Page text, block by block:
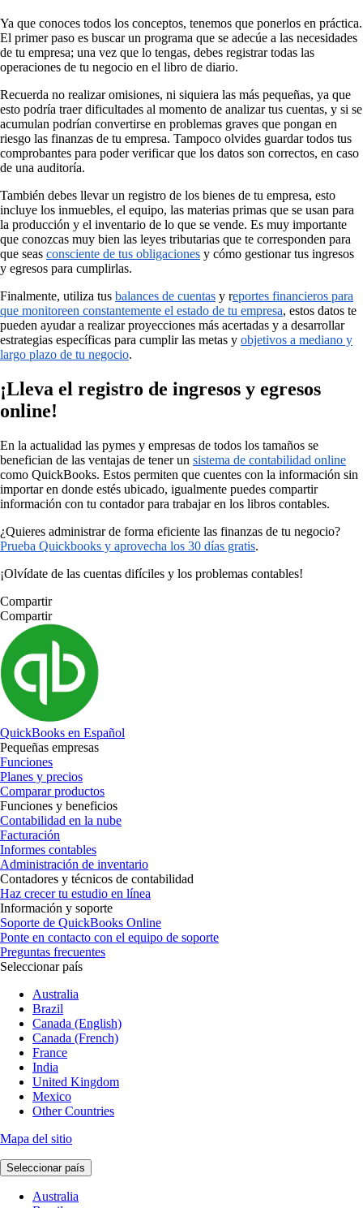
Ya que conoces todos los conceptos, tenemos que ponerlos en práctica.
El primer paso es buscar un programa que se adecúe a las necesidades
de tu empresa; una vez que lo tengas, debes registrar todas las
operaciones de tu negocio en el libro de diario.
Recuerda no realizar omisiones, ni siquiera las más pequeñas, ya que
esto podría traer dificultades al momento de analizar tus cuentas, y si se
acumulan podrían convertirse en problemas graves que pongan en
riesgo las finanzas de tu empresa. Tampoco olvides guardar todos tus
comprobantes para poder verificar que los datos son correctos, en caso
de una auditoría.
También debes llevar un registro de los bienes de tu empresa, esto
incluye los inmuebles, el equipo, las materias primas que se usan para
la producción y el inventario de lo que se vende. Es muy importante
que conozcas muy bien las leyes tributarias que te corresponden para
que seas consciente de tus obligaciones y cómo gestionar tus ingresos
y egresos para cumplirlas.
Finalmente, utiliza tus balances de cuentas y reportes financieros para
que monitoreen constantemente el estado de tu empresa, estos datos te
pueden ayudar a realizar proyecciones más acertadas y a desarrollar
estrategias específicas para cumplir las metas y objetivos a mediano y
largo plazo de tu negocio.
¡Lleva el registro de ingresos y egresos
online!
En la actualidad las pymes y empresas de todos los tamaños se
benefician de las ventajas de tener un sistema de contabilidad online
como QuickBooks. Estos permiten que cuentes con la información sin
importar en donde estés ubicado, igualmente puedes compartir
información con tu contador para trabajar en los libros contables.
¿Quieres administrar de forma eficiente las finanzas de tu negocio?
Prueba Quickbooks y aprovecha los 30 días gratis.
¡Olvídate de las cuentas difíciles y los problemas contables!
Compartir
Compartir
QuickBooks en Español
Pequeñas empresas
Funciones
Planes y precios
Comparar productos
Funciones y beneficios
Contabilidad en la nube
Facturación
Informes contables
Administración de inventario
Contadores y técnicos de contabilidad
Haz crecer tu estudio en línea
Información y soporte
Soporte de QuickBooks Online
Ponte en contacto con el equipo de soporte
Preguntas frecuentes
Seleccionar país
Australia
Brazil
Canada (English)
Canada (French)
France
India
United Kingdom
Mexico
Other Countries
Mapa del sitio
Seleccionar país
Australia